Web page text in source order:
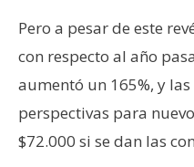
c
u
r
o
s
Pero a pesar de este
con respecto al año
aumentó un 165%, y
perspectivas para
$72.000 si se dan las